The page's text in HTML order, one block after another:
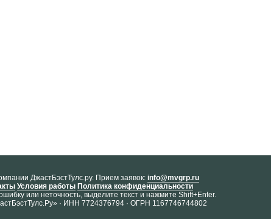
ДжастБэстТулс.ру. Прием заявок: info@mvgrp.ru
Условия работы Политика конфиденциальности
или неточность, выделите текст и нажмите Shift+Enter.
· ИНН 7724376794 · ОГРН 1167746744802